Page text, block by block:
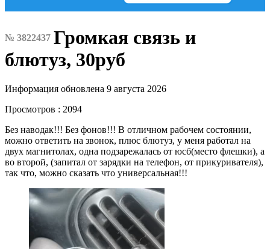
№ 3822437 Громкая связь и
блютуз, 30руб
Информация обновлена 9 августа 2026
Просмотров : 2094
Без наводак!!! Без фонов!!! В отличном рабочем состоянии,
можно ответить на звонок, плюс блютуз, у меня работал на
двух магнитолах, одна подзарежалась от юсб(место флешки), а
во второй, (запитал от зарядки на телефон, от прикуривателя),
так что, можно сказать что универсальная!!!